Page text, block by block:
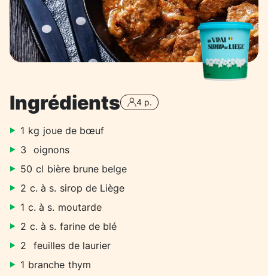
Ingrédients 4 p.
1 kg joue de bœuf
3 oignons
50 cl bière brune belge
2 c. à s. sirop de Liège
1 c. à s. moutarde
2 c. à s. farine de blé
2 feuilles de laurier
1 branche thym